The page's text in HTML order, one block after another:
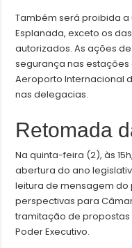
Também será proibida
Esplanada, exceto os
autorizados. As ações
segurança nas estações
Aeroporto Internacional
nas delegacias.
Retomada
Na quinta-feira (2), às
abertura do ano
leitura de mensagem do
perspectivas para
tramitação de
Poder Executivo.